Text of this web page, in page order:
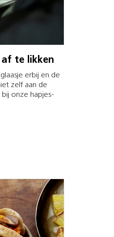
af te likken
erbij en de
zelf aan de
onze hapjes-